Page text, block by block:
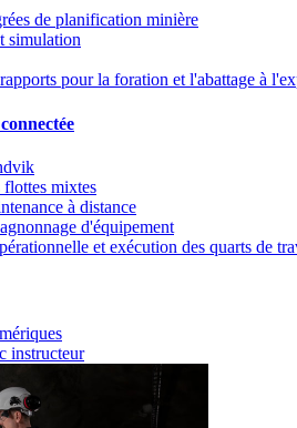
de planification minière
simulation
pour la foration et l'abattage à
flottes mixtes
à distance
d'équipement
et exécution des quarts de
instructeur